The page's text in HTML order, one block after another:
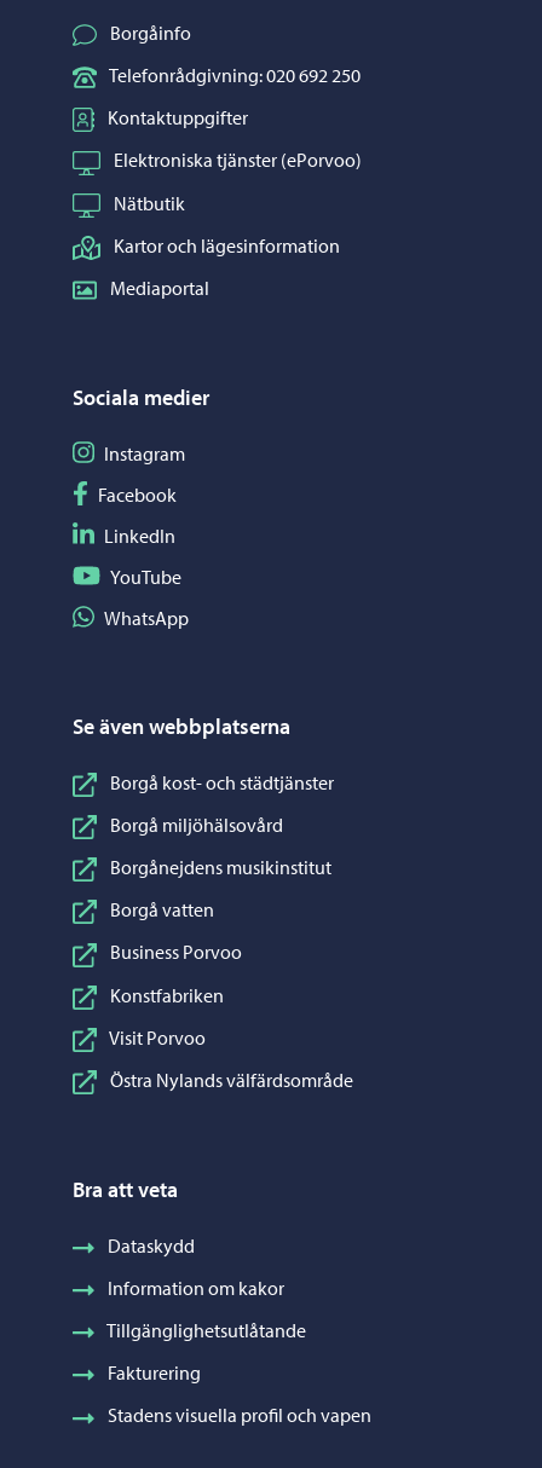
Borgåinfo
Telefonrådgivning: 020 692 250
Kontaktuppgifter
Elektroniska tjänster (ePorvoo)
Nätbutik
Kartor och lägesinformation
Mediaportal
Sociala medier
Följ på Instagram
Instagram
Följ på Facebook
Facebook
Följ på LinkedIn
LinkedIn
Följ på YouTube
YouTube
Dela på WhatsApp
WhatsApp
Se även webbplatserna
Borgå kost- och städtjänster
Borgå miljöhälsovård
Borgånejdens musikinstitut
Borgå vatten
Business Porvoo
Konstfabriken
Visit Porvoo
Östra Nylands välfärdsområde
Bra att veta
Dataskydd
Information om kakor
Tillgänglighetsutlåtande
Fakturering
Stadens visuella profil och vapen